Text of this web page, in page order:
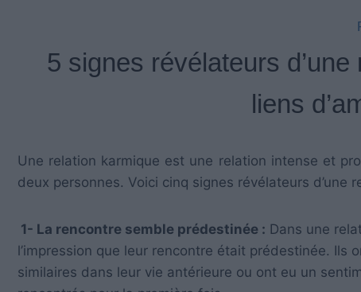
5 signes révélateurs
liens
Une relation karmique est une relation intense et
deux personnes. Voici cinq signes révélateurs d’une
1- La rencontre semble prédestinée : Dans une
l’impression que leur rencontre était prédestinée. Ils
similaires dans leur vie antérieure ou ont eu un